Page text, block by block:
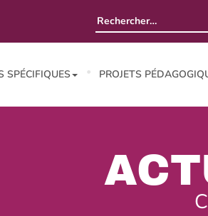
Rechercher :
SPÉCIFIQUES PROJETS